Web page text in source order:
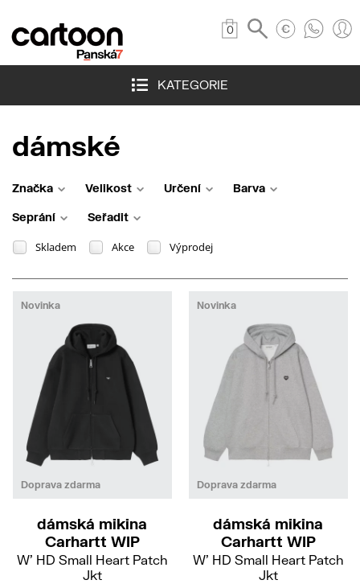
0
KATEGORIE
dámské
Značka Velikost Určení Barva
Seprání Seřadit
Skladem Akce Výprodej
Doprava zdarma
Novinka
XSS
dámská mikina
Carhartt WIP
W' HD Small Heart Patch
Jkt
Doprava zdarma
Novinka
XSS
dámská mikina
Carhartt WIP
W' HD Small Heart Patch
Jkt